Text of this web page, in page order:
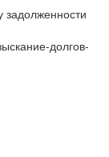
задолженности
долгов-